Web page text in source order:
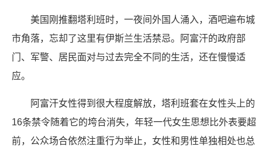
美国刚推翻塔利班时，一夜间外国人涌入，酒吧遍布城
市角落，忘却了这里有伊斯兰生活禁忌。阿富汗的政府部
门、军警、居民面对与过去完全不同的生活，还在慢慢适
应。
阿富汗女性得到很大程度解放，塔利班套在女性头上的
16条禁令随着它的垮台消失，年轻一代女生思想比外表要超
前，公众场合依然注重行为举止，女性和男性单独相处也总